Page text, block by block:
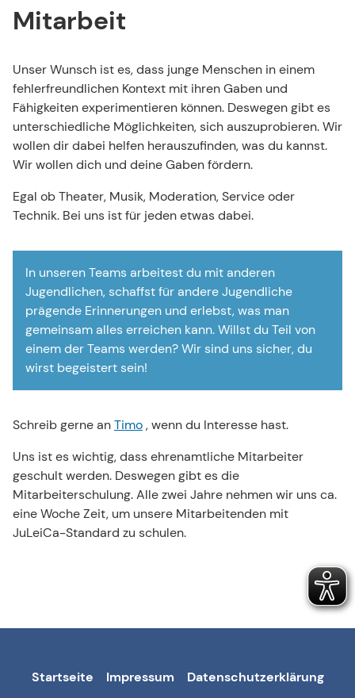
AUSPROBIEREN.
Mitarbeit
Unser Wunsch ist es, dass junge Menschen in einem
fehlerfreundlichen Kontext mit ihren Gaben und
Fähigkeiten experimentieren können. Deswegen gibt es
unterschiedliche Möglichkeiten, sich auszuprobieren. Wir
wollen dir dabei helfen herauszufinden, was du kannst.
Wir wollen dich und deine Gaben fördern.
Egal ob Theater, Musik, Moderation, Service oder
Technik. Bei uns ist für jeden etwas dabei.
In unseren Teams arbeitest du mit anderen
Jugendlichen, schaffst für andere Jugendliche
prägende Erinnerungen und erlebst, was man
gemeinsam alles erreichen kann. Willst du Teil von
einem der Teams werden? Wir sind uns sicher, du
wirst begeistert sein!
Schreib gerne anTimo, wenn du Interesse hast.
Uns ist es wichtig, dass ehrenamtliche Mitarbeiter
geschult werden. Deswegen gibt es die
Mitarbeiterschulung. Alle zwei Jahre nehmen wir uns ca.
eine Woche Zeit, um unsere Mitarbeitenden mit
JuLeiCa-Standard zu schulen.
Startseite Impressum Datenschutzerklärung